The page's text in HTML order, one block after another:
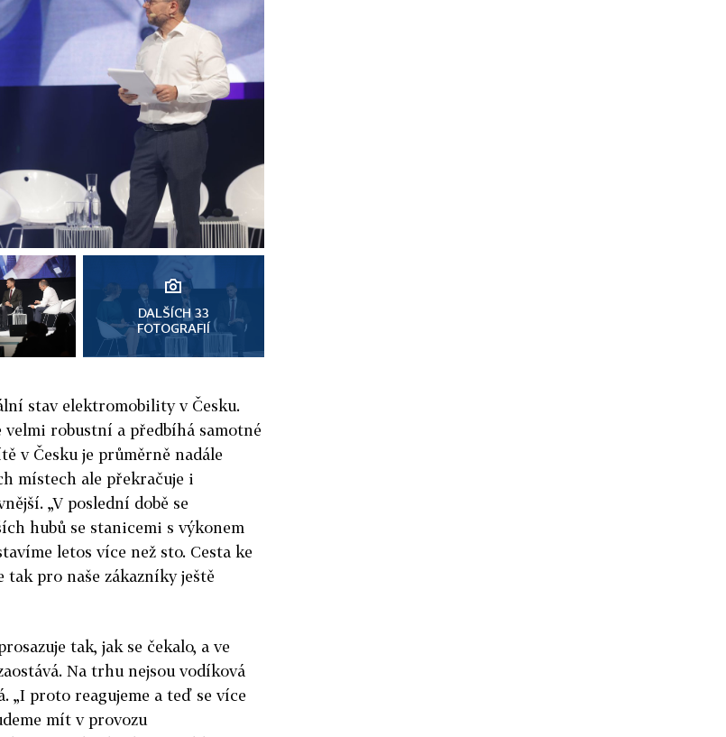
DALŠÍCH 33
FOTOGRAFIÍ
stav elektromobility v Česku.
robustní a předbíhá samotné
v Česku je průměrně nadále
místech ale překračuje i
„V poslední době se
hubů se stanicemi s výkonem
letos více než sto. Cesta ke
tak pro naše zákazníky ještě
tak, jak se čekalo, a ve
Na trhu nejsou vodíková
„I proto reagujeme a teď se více
mít v provozu